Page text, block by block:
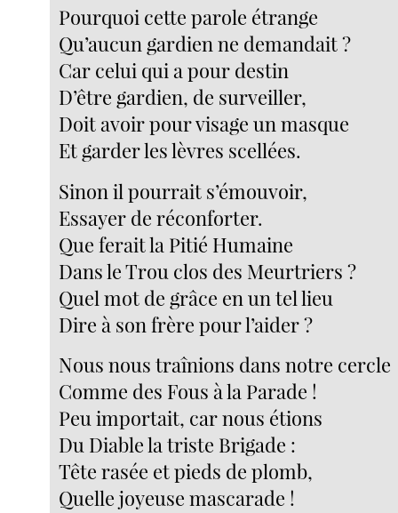
Pourquoi cette parole étrange
Qu’aucun gardien ne demandait ?
Car celui qui a pour destin
D’être gardien, de surveiller,
Doit avoir pour visage un masque
Et garder les lèvres scellées.
Sinon il pourrait s’émouvoir,
Essayer de réconforter.
Que ferait la Pitié Humaine
Dans le Trou clos des Meurtriers ?
Quel mot de grâce en un tel lieu
Dire à son frère pour l’aider ?
Nous nous traînions dans notre cercle
Comme des Fous à la Parade !
Peu importait, car nous étions
Du Diable la triste Brigade :
Tête rasée et pieds de plomb,
Quelle joyeuse mascarade !